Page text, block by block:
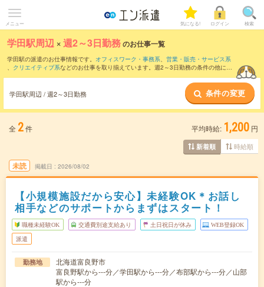
メニュー 気になる! ログイン 検索
学田駅周辺 ×週2～3日勤務のお仕事一覧
学田駅の派遣のお仕事情報です。 オフィスワーク・事務系、 営業・販売・サービス系
、 クリエイティブ系などのお仕事を取り揃えています。週2～3日勤務の条件の他に、
学田駅周辺 / 週2～3日勤務 条件の変更
全 2件 平均時給: 1,200 円
新着順 時給順
未読 掲載日 2026/08/02
【小規模施設だから安心】未経験OK＊お話し
相手などのサポートからまずはスタート！
職種未経験OK 交通費別途支給あり 土日祝日が休み WEB登録OK
派遣
勤務地
北海道富良野市
富良野駅から---分／学田駅から---分／布部駅から---分／山部
駅から---分